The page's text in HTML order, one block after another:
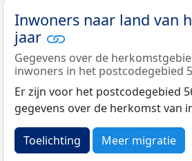
Inwoners naar land van
jaar
Gegevens over de
inwoners in het postcodegebied
Er zijn voor het postcodegebied
gegevens over de herkomst van
Toelichting Meer migratie